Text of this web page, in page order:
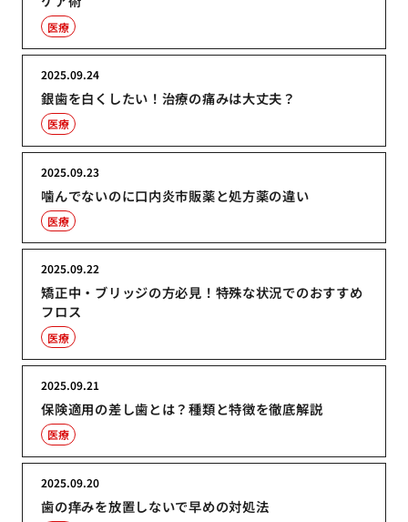
医療
銀歯を白くしたい！治療の痛みは大丈夫？
2025.09.24
医療
噛んでないのに口内炎市販薬と処方薬の違い
2025.09.23
医療
矯正中・ブリッジの方必見！特殊な状況でのおすすめ
フロス
2025.09.22
医療
保険適用の差し歯とは？種類と特徴を徹底解説
2025.09.21
医療
歯の痒みを放置しないで早めの対処法
2025.09.20